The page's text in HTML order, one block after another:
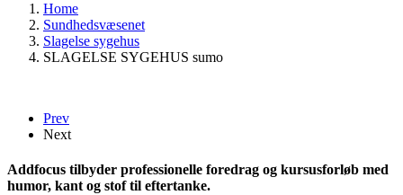
Home
Sundhedsvæsenet
Slagelse sygehus
SLAGELSE SYGEHUS sumo
Prev
Next
Addfocus tilbyder professionelle foredrag og kursusforløb med
humor, kant og stof til eftertanke.